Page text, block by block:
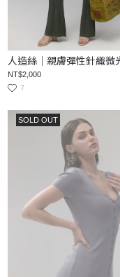
NT$2,000
7
SOLD OUT